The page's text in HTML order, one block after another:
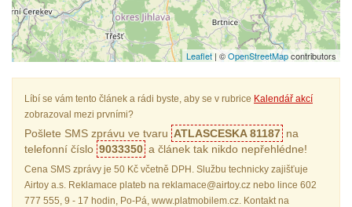
Leaflet | ©OpenStreetMapcontributors
Líbí se vám tento článek a rádi byste, aby se v rubrice Kalendář akcí
zobrazoval mezi prvními?
Pošlete SMS zprávu ve tvaru ATLASCESKA 81187 na
telefonní číslo 9033350 a článek tak nikdo nepřehlédne!
Cena SMS zprávy je 50 Kč včetně DPH. Službu technicky zajišťuje
Airtoy a.s. Reklamace plateb na reklamace@airtoy.cz nebo lince 602
777 555, 9 - 17 hodin, Po-Pá, www.platmobilem.cz. Kontakt na